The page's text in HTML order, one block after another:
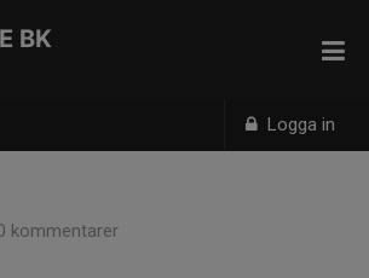
Logga in
BK
kommentarer